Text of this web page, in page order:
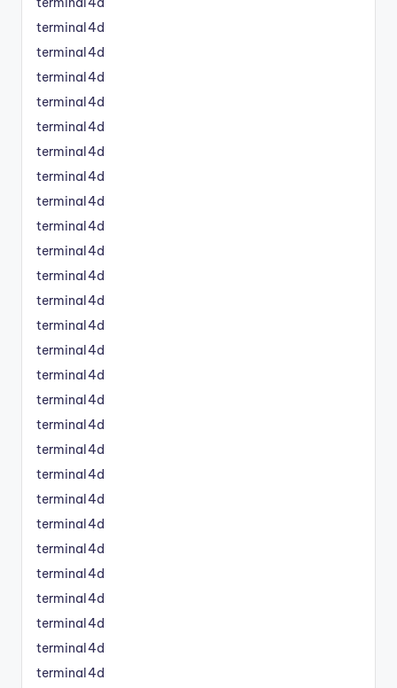
terminal4d
terminal4d
terminal4d
terminal4d
terminal4d
terminal4d
terminal4d
terminal4d
terminal4d
terminal4d
terminal4d
terminal4d
terminal4d
terminal4d
terminal4d
terminal4d
terminal4d
terminal4d
terminal4d
terminal4d
terminal4d
terminal4d
terminal4d
terminal4d
terminal4d
terminal4d
terminal4d